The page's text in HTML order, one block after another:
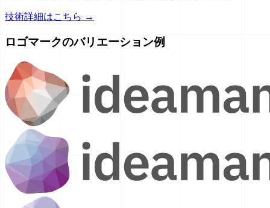
技術詳細はこちら →
ロゴマークのバリエーション例